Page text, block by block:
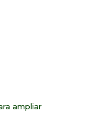
ampliar